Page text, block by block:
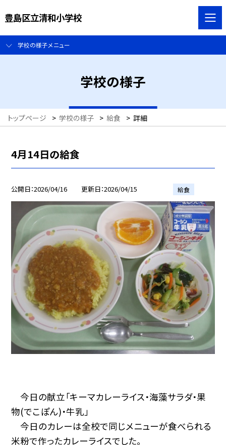
豊島区立清和小学校
学校の様子メニュー
学校の様子
トップページ > 学校の様子 > 給食 > 詳細
4月14日の給食
公開日 2026/04/16 更新日 2026/04/15 給食
今日の献立「キーマカレーライス・海藻サラダ・果
物(でこぽん)・牛乳」
今日のカレーは全校で同じメニューが食べられる
米粉で作ったカレーライスでした。